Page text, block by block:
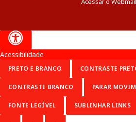
Acessibilidade
PRETO E BRANCO CONTRASTE
CONTRASTE BRANCO PARAR
FONTE LEGÍVEL SUBLINHAR LINKS